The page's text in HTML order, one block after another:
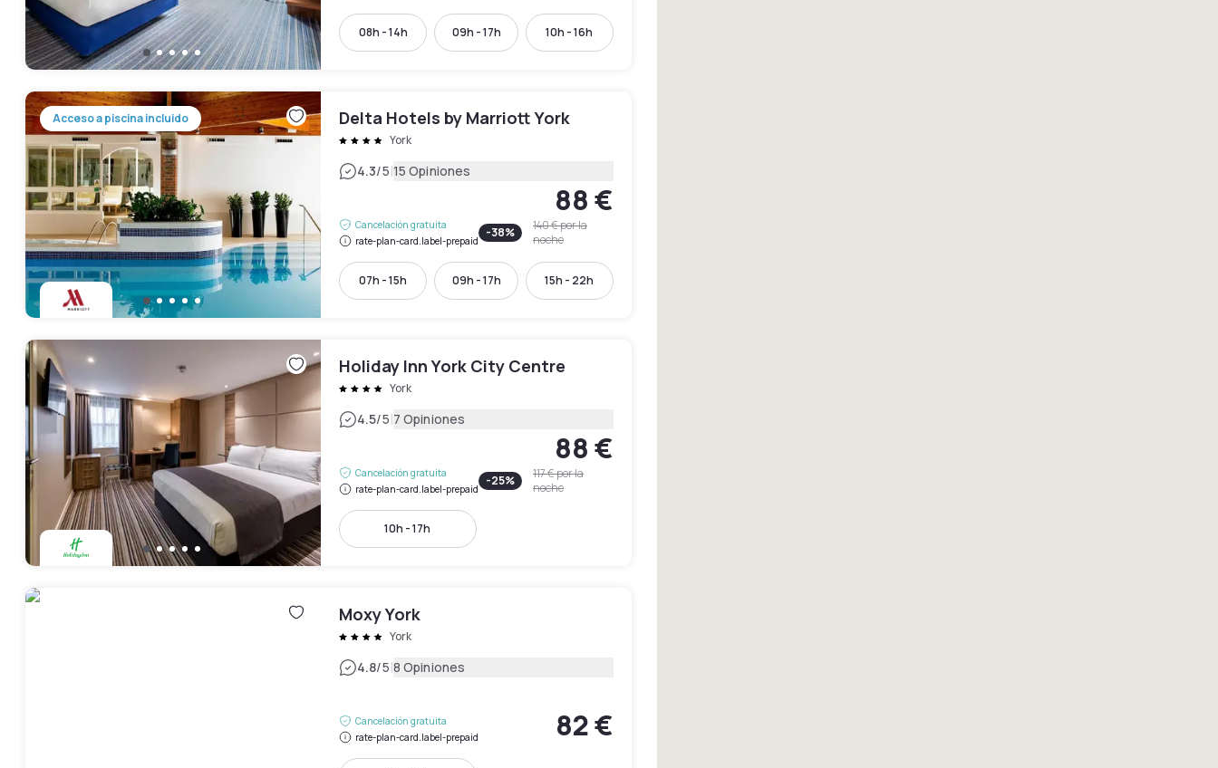
08h - 14h 09h - 17h 10h - 16h
Acceso a piscina incluido Delta Hotels by Marriott York
York
4.3/5|15 Opiniones
Cancelación gratuita
rate-plan-card.label-prepaid
88 €
-38% 140 €por la
noche
07h - 15h 09h - 17h 15h - 22h
Holiday Inn York City Centre
York
4.5/5|7 Opiniones
Cancelación gratuita
rate-plan-card.label-prepaid
88 €
-25% 117 €por la
noche
10h - 17h
Moxy York
York
4.8/5|8 Opiniones
Cancelación gratuita
rate-plan-card.label-prepaid
82 €